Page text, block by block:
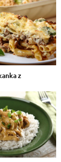
Odpowiedz
Odpowiedz
Odpowiedz
Odpowiedz
z